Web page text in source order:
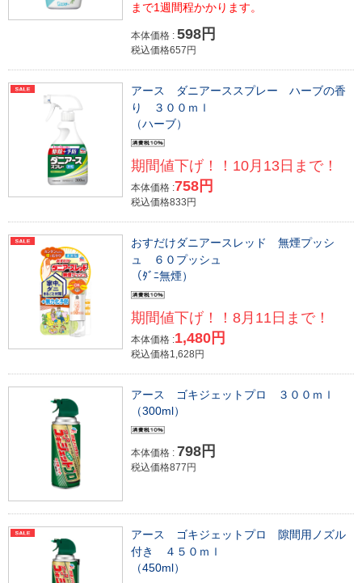
まで1週間程かかります。
本体価格 : 598円
税込価格657円
アース ダニアーススプレー ハーブの香
り ３００ｍｌ
（ハーブ）
期間値下げ！！10月13日まで！
本体価格 :758円
税込価格833円
おすだけダニアースレッド 無煙プッシ
ュ ６０プッシュ
（ﾀﾞﾆ無煙）
期間値下げ！！8月11日まで！
本体価格 :1,480円
税込価格1,628円
アース ゴキジェットプロ ３００ｍｌ
（300ml）
本体価格 : 798円
税込価格877円
アース ゴキジェットプロ 隙間用ノズル
付き ４５０ｍｌ
（450ml）